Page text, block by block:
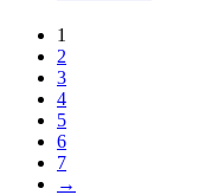
1
2
3
4
5
6
7
→